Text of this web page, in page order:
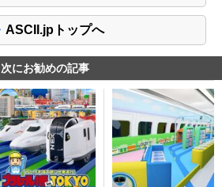
ASCII.jpトップへ
次にお勧めの記事